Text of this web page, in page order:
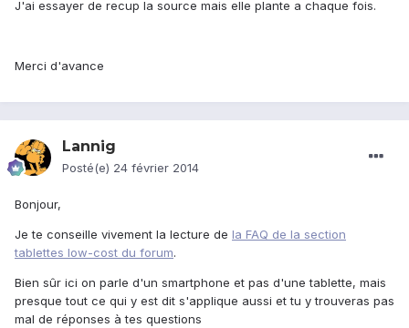
J'ai essayer de recup la source mais elle plante a chaque fois.
Merci d'avance
Lannig
Posté(e) 24 février 2014
Bonjour,
Je te conseille vivement la lecture de la FAQ de la section
tablettes low-cost du forum.
Bien sûr ici on parle d'un smartphone et pas d'une tablette, mais
presque tout ce qui y est dit s'applique aussi et tu y trouveras pas
mal de réponses à tes questions